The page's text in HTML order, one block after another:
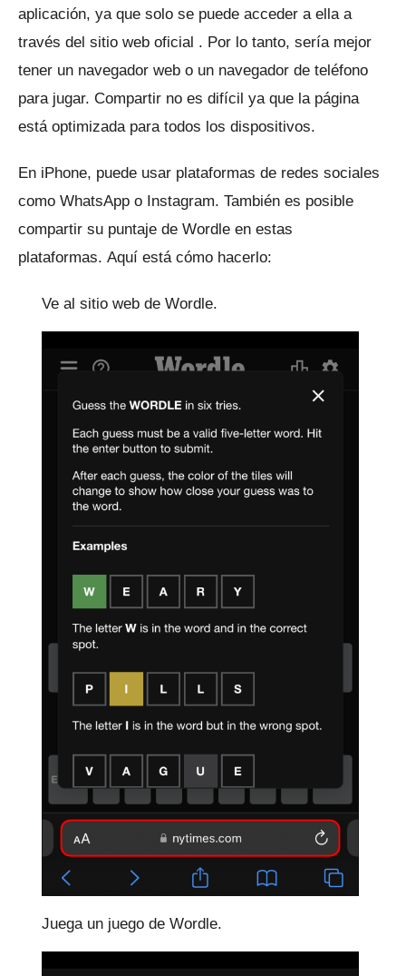
aplicación, ya que solo se puede acceder a ella a
través del sitio web oficial . Por lo tanto, sería mejor
tener un navegador web o un navegador de teléfono
para jugar. Compartir no es difícil ya que la página
está optimizada para todos los dispositivos.
En iPhone, puede usar plataformas de redes sociales
como WhatsApp o Instagram. También es posible
compartir su puntaje de Wordle en estas
plataformas. Aquí está cómo hacerlo:
Ve al sitio web de Wordle.
Juega un juego de Wordle.